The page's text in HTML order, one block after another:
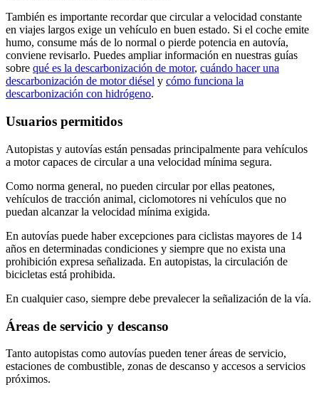
También es importante recordar que circular a velocidad constante
en viajes largos exige un vehículo en buen estado. Si el coche emite
humo, consume más de lo normal o pierde potencia en autovía,
conviene revisarlo. Puedes ampliar información en nuestras guías
sobre qué es la descarbonización de motor, cuándo hacer una
descarbonización de motor diésel y cómo funciona la
descarbonización con hidrógeno.
Usuarios permitidos
Autopistas y autovías están pensadas principalmente para vehículos
a motor capaces de circular a una velocidad mínima segura.
Como norma general, no pueden circular por ellas peatones,
vehículos de tracción animal, ciclomotores ni vehículos que no
puedan alcanzar la velocidad mínima exigida.
En autovías puede haber excepciones para ciclistas mayores de 14
años en determinadas condiciones y siempre que no exista una
prohibición expresa señalizada. En autopistas, la circulación de
bicicletas está prohibida.
En cualquier caso, siempre debe prevalecer la señalización de la vía.
Áreas de servicio y descanso
Tanto autopistas como autovías pueden tener áreas de servicio,
estaciones de combustible, zonas de descanso y accesos a servicios
próximos.